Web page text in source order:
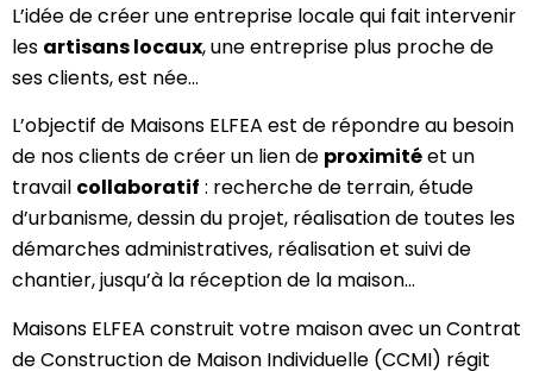
L’idée de créer une entreprise locale qui fait intervenir
les artisans locaux, une entreprise plus proche de
ses clients, est née…
L’objectif de Maisons ELFEA est de répondre au besoin
de nos clients de créer un lien de proximitéet un
travail collaboratif : recherche de terrain, étude
d’urbanisme, dessin du projet, réalisation de toutes les
démarches administratives, réalisation et suivi de
chantier, jusqu’à la réception de la maison…
Maisons ELFEA construit votre maison avec un Contrat
de Construction de Maison Individuelle (CCMI) régit